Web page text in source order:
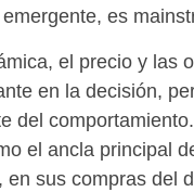
es
el precio y las
en la decisión,
del
el ancla principal
en sus compras del